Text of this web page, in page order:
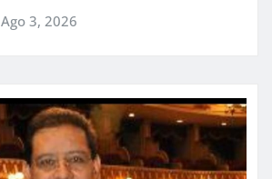
Ago 3, 2026